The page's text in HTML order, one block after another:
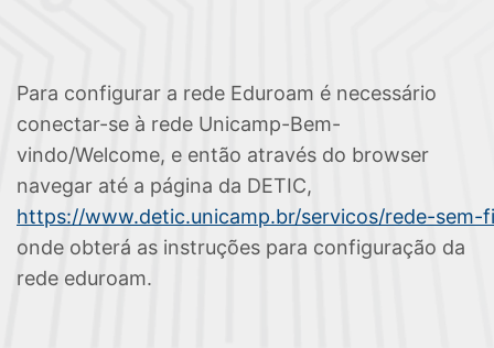
Para configurar a rede Eduroam é necessário
conectar-se à rede Unicamp-Bem-
vindo/Welcome, e então através do browser
navegar até a página da DETIC,
https://www.detic.unicamp.br/servicos/rede-
onde obterá as instruções para configuração da
rede eduroam.